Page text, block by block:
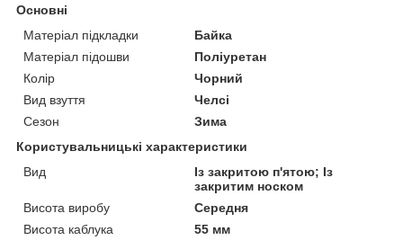
Основні
Матеріал підкладки
Байка
Матеріал підошви
Поліуретан
Колір
Чорний
Вид взуття
Челсі
Сезон
Зима
Користувальницькі характеристики
Вид
Із закритою п'ятою; Із
закритим носком
Висота виробу
Середня
Висота каблука
55 мм